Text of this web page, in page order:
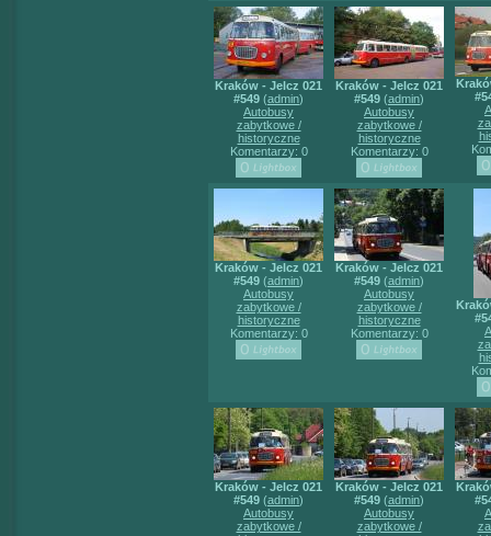
Kraków - Jelcz 021
#549 (admin)
Autobusy
zabytkowe /
historyczne
Komentarzy: 0
Kraków - Jelcz 021
#549 (admin)
Autobusy
zabytkowe /
historyczne
Komentarzy: 0
Kraków - Jelcz 021
#549 (admin)
Autobusy
zabytkowe /
historyczne
Komentarzy: 0
Kraków - Jelcz 021
#549 (admin)
Autobusy
zabytkowe /
historyczne
Komentarzy: 0
Kraków - Jelcz 021
#549 (admin)
Autobusy
zabytkowe /
Kraków - Jelcz 021
#549 (admin)
Autobusy
zabytkowe /